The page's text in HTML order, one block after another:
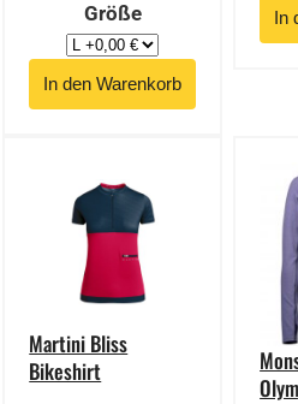
Größe
Martini Bliss
Bikeshirt